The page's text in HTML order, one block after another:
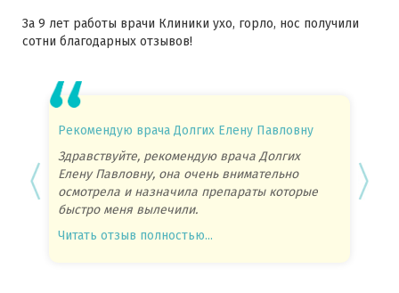
За 9 лет работы врачи Клиники ухо, горло, нос получили
сотни благодарных отзывов!
Рекомендую врача Долгих Елену Павловну
Здравствуйте, рекомендую врача Долгих
Елену Павловну, она очень внимательно
осмотрела и назначила препараты которые
быстро меня вылечили.
Читать отзыв полностью...